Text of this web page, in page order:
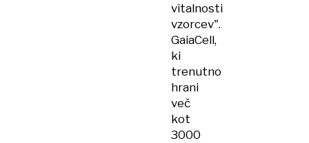
vitalnosti
vzorcev".
GaiaCell,
ki
trenutno
hrani
več
kot
3000